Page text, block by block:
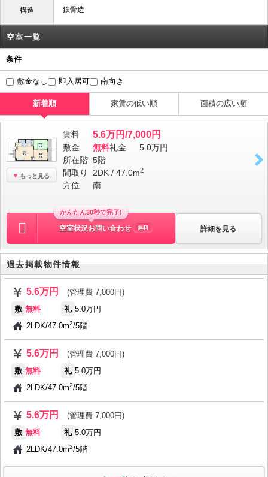
構造 鉄骨造
空室一覧
条件
敷金なし 即入居可 南向き
新着順 家賃の低い順 面積の広い順
もっと見る
賃料 5.6万円/7,000円
敷金 無料礼金
5.0万円
所在階 5階
間取り
2DK / 47.0m2
方位 南
詳細を見る
かんたん30秒で完了!
空室状況お問い合わせ 無料
過去掲載物件情報
5.6万円
(管理費 7,000円)
敷 無料 礼 5.0万円
2LDK/47.0m2/5階
5.6万円
(管理費 7,000円)
敷 無料 礼 5.0万円
2LDK/47.0m2/5階
5.6万円
(管理費 7,000円)
敷 無料 礼 5.0万円
2LDK/47.0m2/5階